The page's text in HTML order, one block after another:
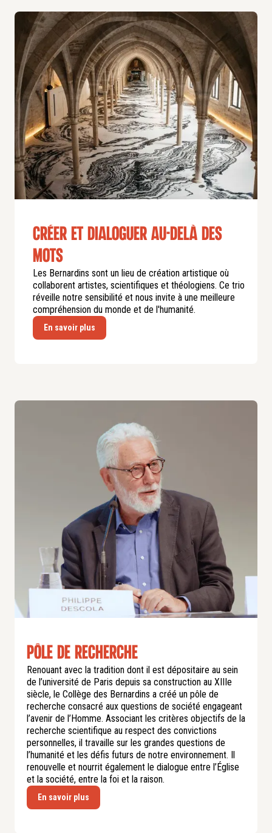
Créer et dialoguer au-delà des
mots
Les Bernardins sont un lieu de création artistique où
collaborent artistes, scientifiques et théologiens. Ce trio
réveille notre sensibilité et nous invite à une meilleure
compréhension du monde et de l'humanité.
En savoir plus
Pôle de recherche
Renouant avec la tradition dont il est dépositaire au sein
de l’université de Paris depuis sa construction au XIIIe
siècle, le Collège des Bernardins a créé un pôle de
recherche consacré aux questions de société engageant
l’avenir de l’Homme. Associant les critères objectifs de la
recherche scientifique au respect des convictions
personnelles, il travaille sur les grandes questions de
l’humanité et les défis futurs de notre environnement. Il
renouvelle et nourrit également le dialogue entre l’Église
et la société, entre la foi et la raison.
En savoir plus